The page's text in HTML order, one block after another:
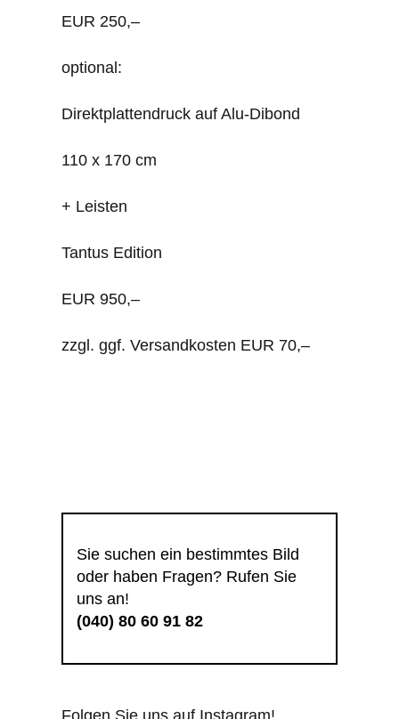
EUR 250,–
optional:
Direktplattendruck auf Alu-Dibond
110 x 170 cm
+ Leisten
Tantus Edition
EUR 950,–
zzgl. ggf. Versandkosten EUR 70,–
Sie suchen ein bestimmtes Bild
oder haben Fragen? Rufen Sie
uns an!
(040) 80 60 91 82
Folgen Sie uns auf Instagram!